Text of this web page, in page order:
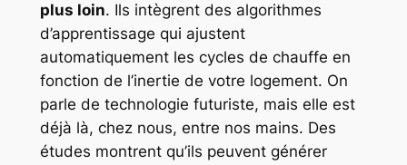
plus loin. Ils intègrent des algorithmes
d’apprentissage qui ajustent
automatiquement les cycles de chauffe en
fonction de l’inertie de votre logement. On
parle de technologie futuriste, mais elle est
déjà là, chez nous, entre nos mains. Des
études montrent qu’ils peuvent générer